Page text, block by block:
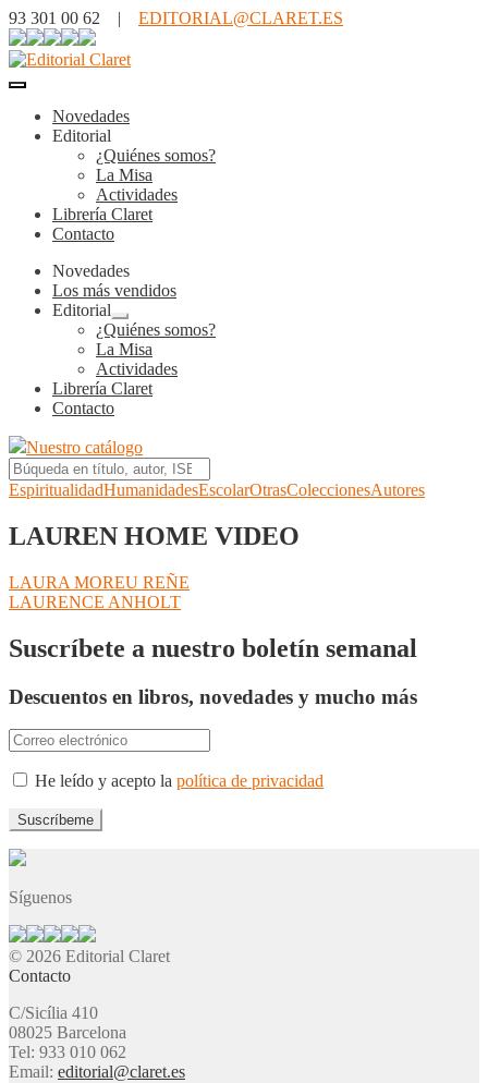
93 301 00 62 | EDITORIAL@CLARET.ES
Novedades
Editorial
¿Quiénes somos?
La Misa
Actividades
Librería Claret
Contacto
Novedades
Los más vendidos
Editorial
Expandir
el
menú
hijo
¿Quiénes somos?
La Misa
Actividades
Librería Claret
Contacto
Nuestro catálogo
EspiritualidadHumanidadesEscolarOtrasColeccionesAutores
LAUREN HOME VIDEO
Navegación
de
entradas
Anterior:
LAURA MOREU REÑE
Siguiente:
LAURENCE ANHOLT
Suscríbete a nuestro boletín semanal
Descuentos en libros, novedades y mucho más
He leído y acepto la política de privacidad
Síguenos
© 2026 Editorial Claret
Contacto
C/Sicília 410
08025 Barcelona
Tel: 933 010 062
Email: editorial@claret.es